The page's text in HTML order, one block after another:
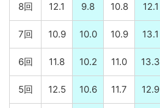
8回 12.1 9.8 10.8 12.1
7回 10.9 10.0 10.9 13.1
6回 11.8 10.2 11.0 13.3
5回 12.5 10.6 11.7 12.9